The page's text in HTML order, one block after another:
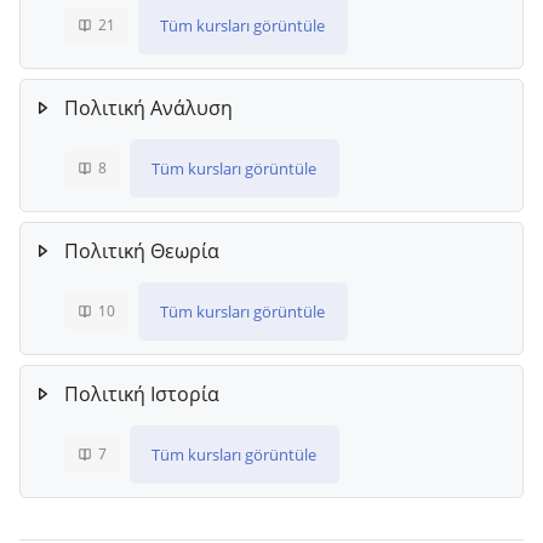
21 Tüm kursları görüntüle
Πολιτική Ανάλυση
8 Tüm kursları görüntüle
Πολιτική Θεωρία
10 Tüm kursları görüntüle
Πολιτική Ιστορία
7 Tüm kursları görüntüle